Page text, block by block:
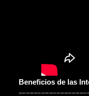
Beneficios de las